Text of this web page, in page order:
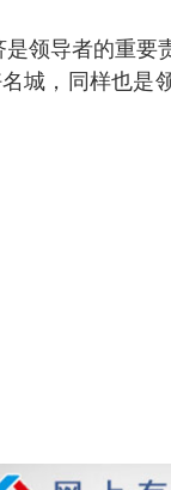
领导者的重要
城，同样也是